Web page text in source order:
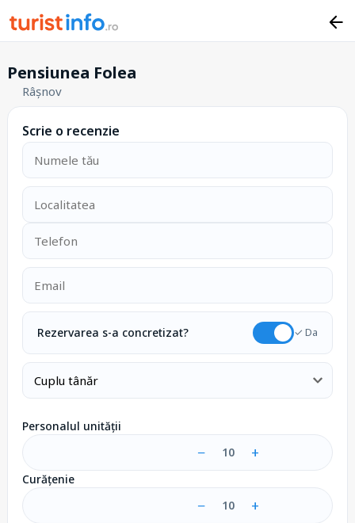
Pensiunea Folea
Râșnov
Scrie o recenzie
Rezervarea s-a concretizat? ✓ Da
Personalul unității
− 10 +
Curățenie
− 10 +